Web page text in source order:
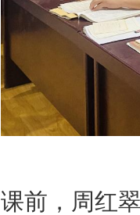
课前，周红